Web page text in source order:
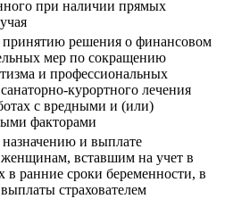
при наличии прямых
принятию решения о финансовом
мер по сокращению
и профессиональных
курортного лечения
с вредными и (или)
факторами
назначению и выплате
вставшим на учет в
в ранние сроки беременности, в
страхователем